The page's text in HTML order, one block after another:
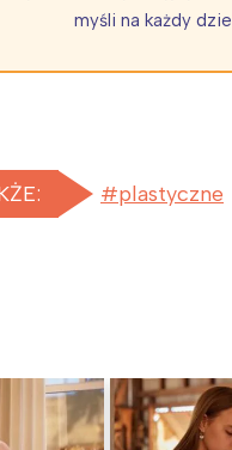
myśli na każdy
plastyczne